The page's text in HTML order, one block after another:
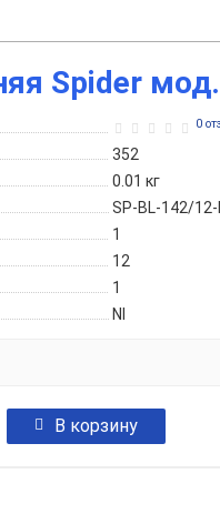
Spider
0
352
0.01 кг
SP-BL-142/12-
1
12
1
NI
В корзину